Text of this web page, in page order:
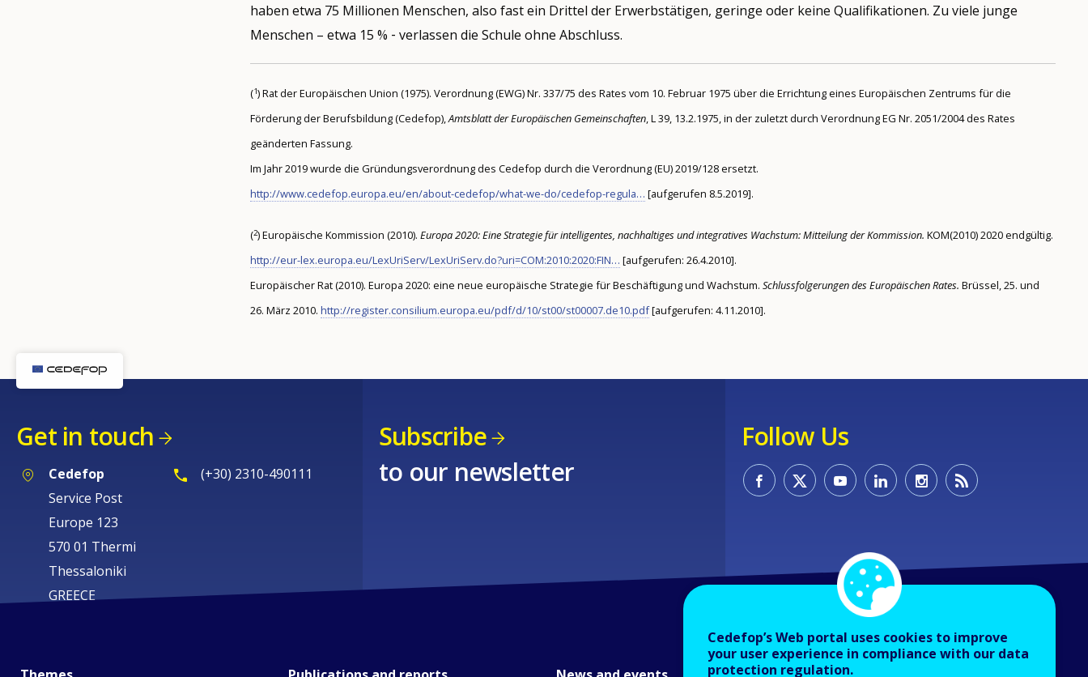
haben etwa 75 Millionen Menschen, also fast ein Drittel der Erwerbstätigen, geringe oder keine Qualifikationen. Zu viele junge
Menschen – etwa 15 % ‑ verlassen die Schule ohne Abschluss.
(1) Rat der Europäischen Union (1975). Verordnung (EWG) Nr. 337/75 des Rates vom 10. Februar 1975 über die Errichtung eines Europäischen Zentrums für die
Förderung der Berufsbildung (Cedefop),Amtsblatt der Europäischen Gemeinschaften, L 39, 13.2.1975, in der zuletzt durch Verordnung EG Nr. 2051/2004 des Rates
geänderten Fassung.
Im Jahr 2019 wurde die Gründungsverordnung des Cedefop durch die Verordnung (EU) 2019/128 ersetzt.
http://www.cedefop.europa.eu/en/about-cedefop/what-we-do/cedefop-regula… [aufgerufen 8.5.2019].
(2) Europäische Kommission (2010). Europa 2020: Eine Strategie für intelligentes, nachhaltiges und integratives Wachstum: Mitteilung der Kommission. KOM(2010) 2020 endgültig.
http://eur-lex.europa.eu/LexUriServ/LexUriServ.do?uri=COM:2010:2020:FIN… [aufgerufen: 26.4.2010].
Europäischer Rat (2010). Europa 2020: eine neue europäische Strategie für Beschäftigung und Wachstum. Schlussfolgerungen des Europäischen Rates. Brüssel, 25. und
26. März 2010. http://register.consilium.europa.eu/pdf/d/10/st00/st00007.de10.pdf[aufgerufen: 4.11.2010].
Get in touch
Cedefop
Service Post
Europe 123
570 01 Thermi
Thessaloniki
GREECE
(+30) 2310-490111
Subscribe
to our newsletter
Follow Us
Cedefop’s Web portal uses cookies to improve
your user experience in compliance with our data
protection regulation.